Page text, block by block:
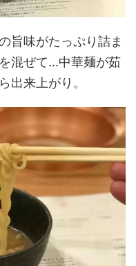
旨味がたっぷり詰ま
混ぜて...中華麺が茹
出来上がり。